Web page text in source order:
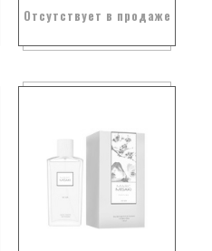
Отсутствует в продаже